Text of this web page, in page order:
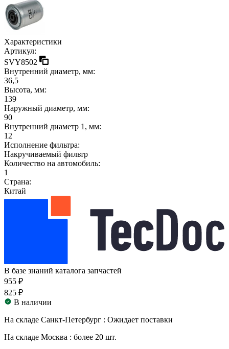
Характеристики
Артикул:
SVY8502
Внутренний диаметр, мм:
36,5
Высота, мм:
139
Наружный диаметр, мм:
90
Внутренний диаметр 1, мм:
12
Исполнение фильтра:
Накручиваемый фильтр
Количество на автомобиль:
1
Страна:
Китай
В базе знаний каталога запчастей
955 ₽
825 ₽
В наличии
На складе Санкт-Петербург : Ожидает поставки
На складе Москва : более 20 шт.